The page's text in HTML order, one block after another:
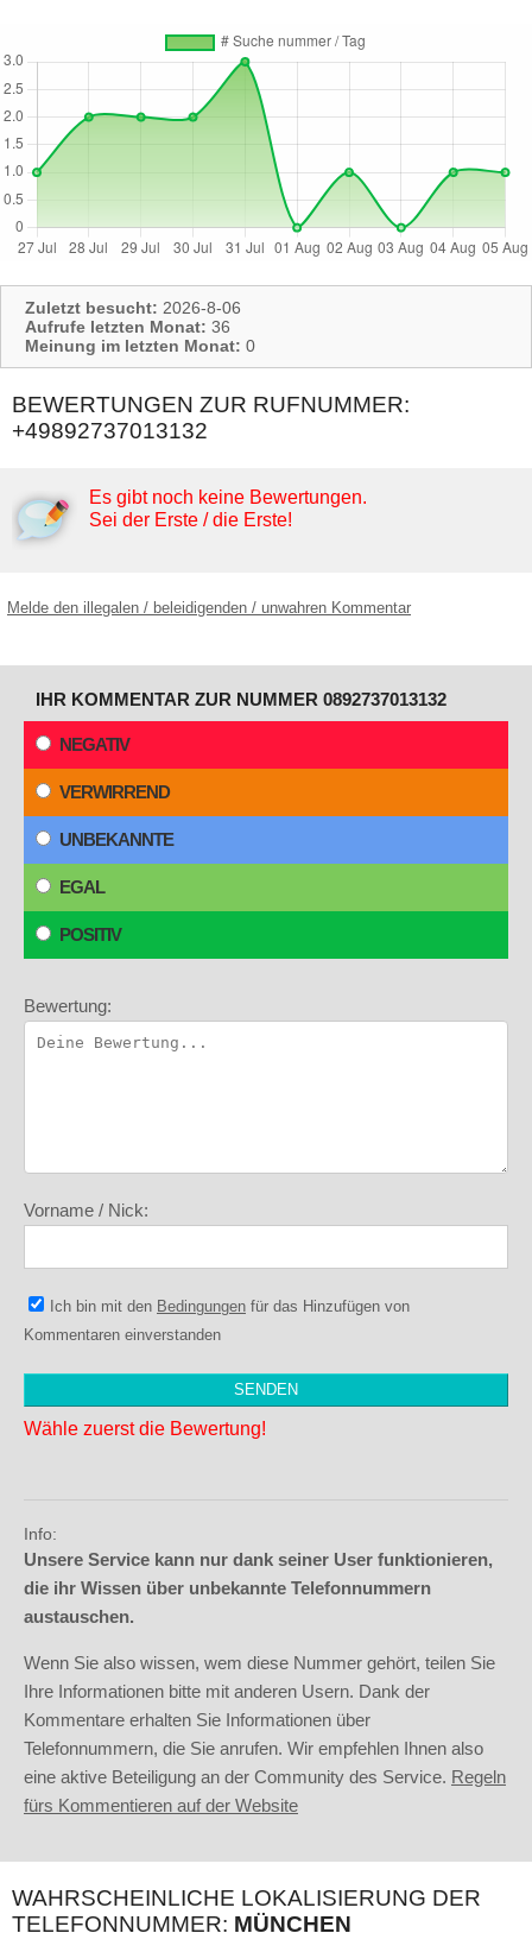
Zuletzt besucht: 2026-8-06
Aufrufe letzten Monat: 36
Meinung im letzten Monat: 0
BEWERTUNGEN ZUR RUFNUMMER:
+49892737013132
Es gibt noch keine Bewertungen.
Sei der Erste / die Erste!
Melde den illegalen / beleidigenden / unwahren Kommentar
IHR KOMMENTAR ZUR NUMMER 0892737013132
NEGATIV
VERWIRREND
UNBEKANNTE
EGAL
POSITIV
Bewertung:
Vorname / Nick:
Ich bin mit den Bedingungen für das Hinzufügen von
Kommentaren einverstanden
Wähle zuerst die Bewertung!
Info:
Unsere Service kann nur dank seiner User funktionieren,
die ihr Wissen über unbekannte Telefonnummern
austauschen.
Wenn Sie also wissen, wem diese Nummer gehört, teilen Sie
Ihre Informationen bitte mit anderen Usern. Dank der
Kommentare erhalten Sie Informationen über
Telefonnummern, die Sie anrufen. Wir empfehlen Ihnen also
eine aktive Beteiligung an der Community des Service. Regeln
fürs Kommentieren auf der Website
WAHRSCHEINLICHE LOKALISIERUNG DER
TELEFONNUMMER: MÜNCHEN